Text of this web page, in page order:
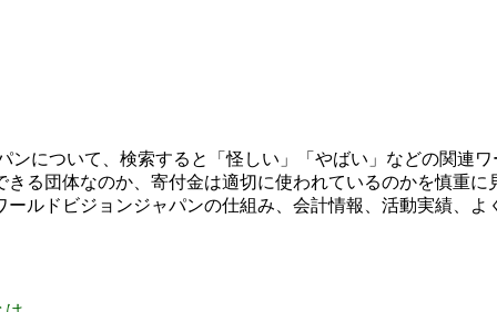
について、検索すると「怪しい」「やばい」などの関連
る団体なのか、寄付金は適切に使われているのかを慎重
ルドビジョンジャパンの仕組み、会計情報、活動実績、